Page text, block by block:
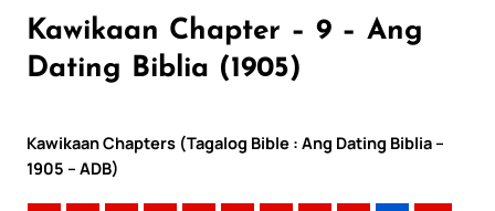
Kawikaan Chapter – 9 – Ang
Dating Biblia (1905)
Kawikaan Chapters (Tagalog Bible : Ang Dating Biblia –
1905 – ADB)